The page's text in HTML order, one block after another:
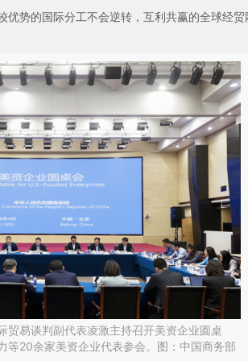
优势的国际分工不会逆转，互利共赢的全球经贸
贸易谈判副代表凌激主持召开美资企业圆桌
等20余家美资企业代表参会。图：中国商务部